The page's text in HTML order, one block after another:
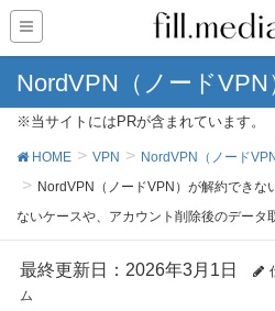
NordVPN（ノードVPN
※当サイトにはPRが含まれています。
HOME VPN
NordVPN（ノードVPN
NordVPN（ノードVPN）が解約できな
ないケースや、アカウント削除後のデータ
最終更新日：2026年3月1日
ム